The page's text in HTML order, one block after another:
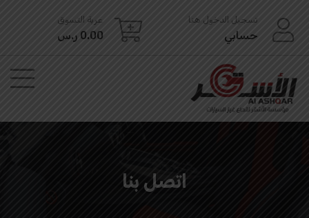
content
تسجيل الدخول هنا
حسابي
عربة التسوق
0.00 ر.س
اتصل بنا